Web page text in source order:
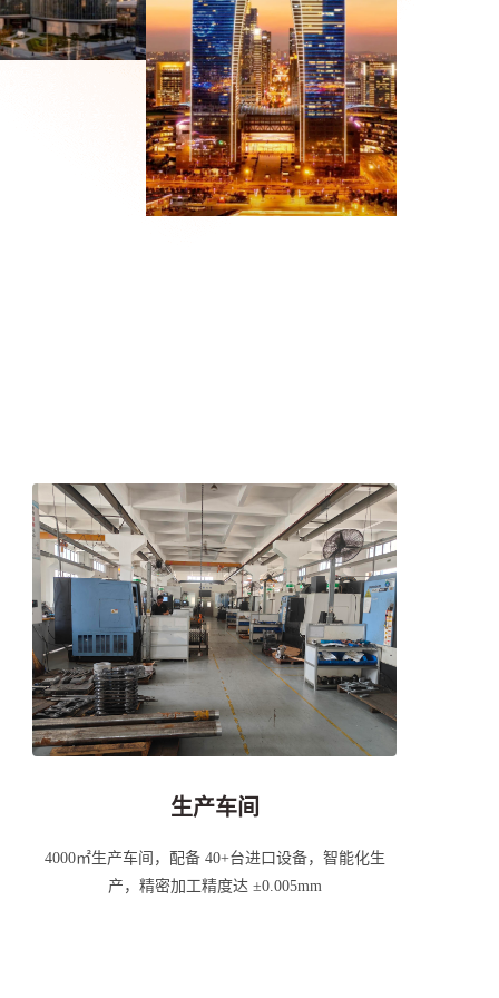
生产车间
4000㎡生产车间，配备 40+台进口设备，智能化生
产，精密加工精度达 ±0.005mm